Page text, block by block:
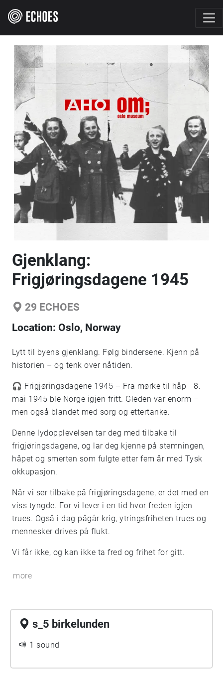
Gjenklang:
Frigjøringsdagene 1945
29 ECHOES
Location: Oslo, Norway
Lytt til byens gjenklang. Følg bindersene. Kjenn på
historien – og tenk over nåtiden.
🎧 Frigjøringsdagene 1945 – Fra mørke til håp 8.
mai 1945 ble Norge igjen fritt. Gleden var enorm –
men også blandet med sorg og ettertanke.
Denne lydopplevelsen tar deg med tilbake til
frigjøringsdagene, og lar deg kjenne på stemningen,
håpet og smerten som fulgte etter fem år med Tysk
okkupasjon.
Når vi ser tilbake på frigjøringsdagene, er det med en
viss tyngde. For vi lever i en tid hvor freden igjen
trues. Også i dag pågår krig, ytringsfriheten trues og
mennesker drives på flukt.
Vi får ikke, og kan ikke ta fred og frihet for gitt.
more
s_5 birkelunden
1 sound